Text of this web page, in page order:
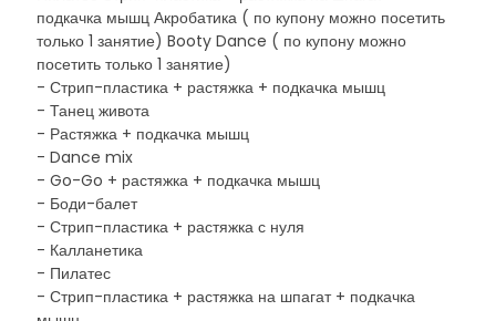
подкачка мышц Акробатика ( по купону можно посетить
только 1 занятие) Booty Dance ( по купону можно
посетить только 1 занятие)
- Стрип-пластика + растяжка + подкачка мышц
- Танец живота
- Растяжка + подкачка мышц
- Dance mix
- Go-Go + растяжка + подкачка мышц
- Боди-балет
- Стрип-пластика + растяжка с нуля
- Калланетика
- Пилатес
- Стрип-пластика + растяжка на шпагат + подкачка